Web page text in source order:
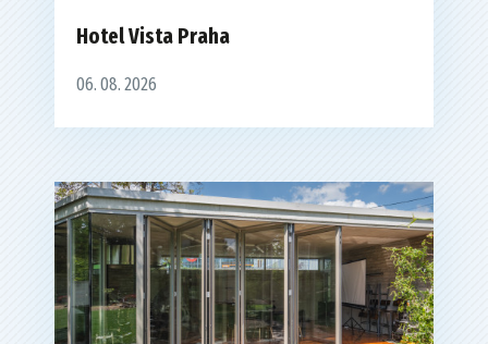
Hotel Vista Praha
06. 08. 2026